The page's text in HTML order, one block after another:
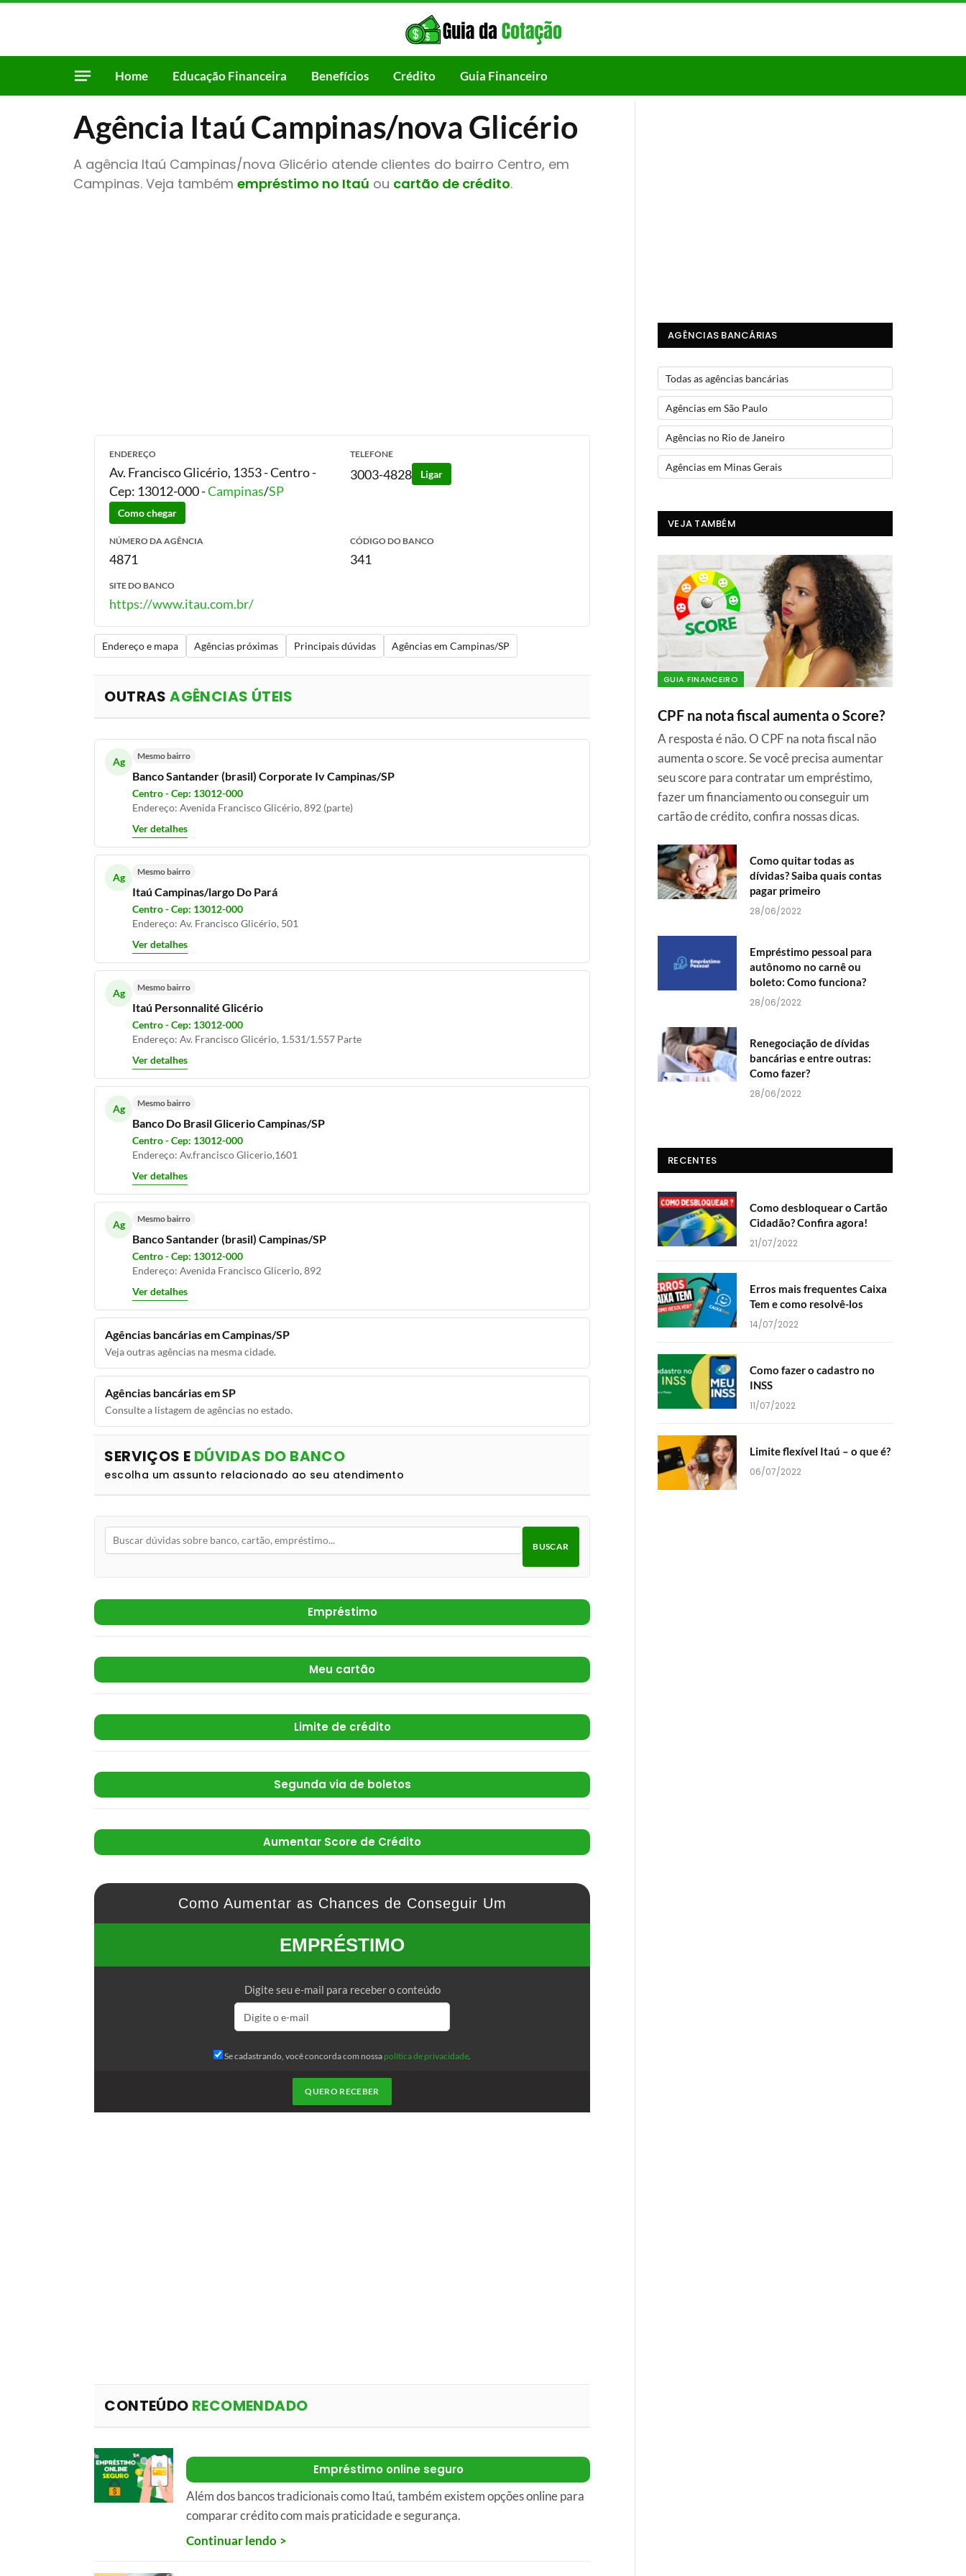
Home Educação Financeira Benefícios Crédito Guia Financeiro
Agência Itaú Campinas/nova Glicério
A agência Itaú Campinas/nova Glicério atende clientes do bairro Centro, em
Campinas. Veja também empréstimo no Itaú ou cartão de crédito.
ENDEREÇO
Av. Francisco Glicério, 1353 - Centro-
Cep: 13012-000-Campinas/SP
Como chegar
TELEFONE
3003-4828 Ligar
NÚMERO DA AGÊNCIA
4871
CÓDIGO DO BANCO
341
SITE DO BANCO
https://www.itau.com.br/
Endereço e mapa Agências próximas Principais dúvidas Agências em Campinas/SP
OUTRASAGÊNCIAS ÚTEIS
Ag Mesmo bairro
Banco Santander (brasil) Corporate Iv Campinas/SP
Centro - Cep: 13012-000
Endereço: Avenida Francisco Glicério, 892 (parte)
Ver detalhes
Ag Mesmo bairro
Itaú Campinas/largo Do Pará
Centro - Cep: 13012-000
Endereço: Av. Francisco Glicério, 501
Ver detalhes
Ag Mesmo bairro
Itaú Personnalité Glicério
Centro - Cep: 13012-000
Endereço: Av. Francisco Glicério, 1.531/1.557 Parte
Ver detalhes
Ag Mesmo bairro
Banco Do Brasil Glicerio Campinas/SP
Centro - Cep: 13012-000
Endereço: Av.francisco Glicerio,1601
Ver detalhes
Ag Mesmo bairro
Banco Santander (brasil) Campinas/SP
Centro - Cep: 13012-000
Endereço: Avenida Francisco Glicerio, 892
Ver detalhes
Agências bancárias em Campinas/SP
Veja outras agências na mesma cidade.
Agências bancárias em SP
Consulte a listagem de agências no estado.
SERVIÇOS E DÚVIDAS DO BANCO
escolha um assunto relacionado ao seu atendimento
BUSCAR
Empréstimo
Meu cartão
Limite de crédito
Segunda via de boletos
Aumentar Score de Crédito
Como Aumentar as Chances de Conseguir Um
EMPRÉSTIMO
Digite seu e-mail para receber o conteúdo
Se cadastrando, você concorda com nossa política de privacidade.
QUERO RECEBER
CONTEÚDO RECOMENDADO
Empréstimo online seguro
Além dos bancos tradicionais como Itaú, também existem opções online para
comparar crédito com mais praticidade e segurança.
Continuar lendo
AGÊNCIAS BANCÁRIAS
Todas as agências bancárias
Agências em São Paulo
Agências no Rio de Janeiro
Agências em Minas Gerais
VEJA TAMBÉM
GUIA FINANCEIRO
CPF na nota fiscal aumenta o Score?
A resposta é não. O CPF na nota fiscal não
aumenta o score. Se você precisa aumentar
seu score para contratar um empréstimo,
fazer um financiamento ou conseguir um
cartão de crédito, confira nossas dicas.
Como quitar todas as
dívidas? Saiba quais contas
pagar primeiro
28/06/2022
Empréstimo pessoal para
autônomo no carnê ou
boleto: Como funciona?
28/06/2022
Renegociação de dívidas
bancárias e entre outras:
Como fazer?
28/06/2022
RECENTES
Como desbloquear o Cartão
Cidadão? Confira agora!
21/07/2022
Erros mais frequentes Caixa
Tem e como resolvê-los
14/07/2022
Como fazer o cadastro no
INSS
11/07/2022
Limite flexível Itaú – o que é?
06/07/2022